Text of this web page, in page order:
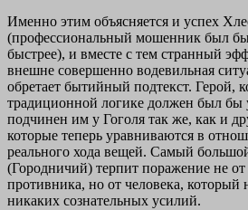
Именно этим объясняется и успех
(профессиональный мошенник был бы
быстрее), и вместе с тем странный
внешне совершенно водевильная
обретает бытийный подтекст. Герой,
традиционной логике должен был бы
подчинен им у Гоголя так же, как и
которые теперь уравниваются в
реального хода вещей. Самый
(Городничий) терпит поражение не
противника, но от человека, который
никаких сознательных усилий.